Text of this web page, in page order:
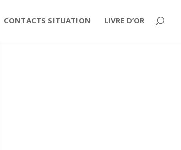
CONTACTS SITUATION LIVRE D’OR